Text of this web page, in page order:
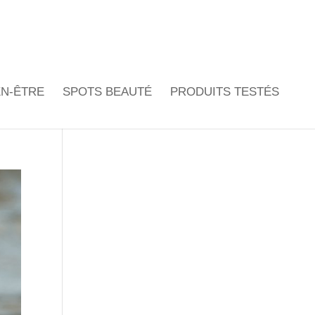
ÊTRE SPOTS BEAUTÉ PRODUITS TESTÉS